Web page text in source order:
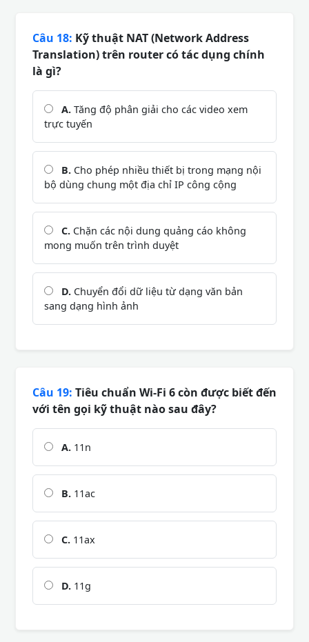
Câu 18: Kỹ thuật NAT (Network Address
Translation) trên router có tác dụng chính
là gì?
A. Tăng độ phân giải cho các video xem
trực tuyến
B. Cho phép nhiều thiết bị trong mạng nội
bộ dùng chung một địa chỉ IP công cộng
C. Chặn các nội dung quảng cáo không
mong muốn trên trình duyệt
D. Chuyển đổi dữ liệu từ dạng văn bản
sang dạng hình ảnh
Câu 19: Tiêu chuẩn Wi-Fi 6 còn được biết đến
với tên gọi kỹ thuật nào sau đây?
A. 11n
B. 11ac
C. 11ax
D. 11g